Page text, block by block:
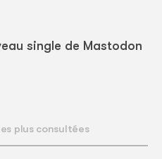
single de Mastodon
plus consultées